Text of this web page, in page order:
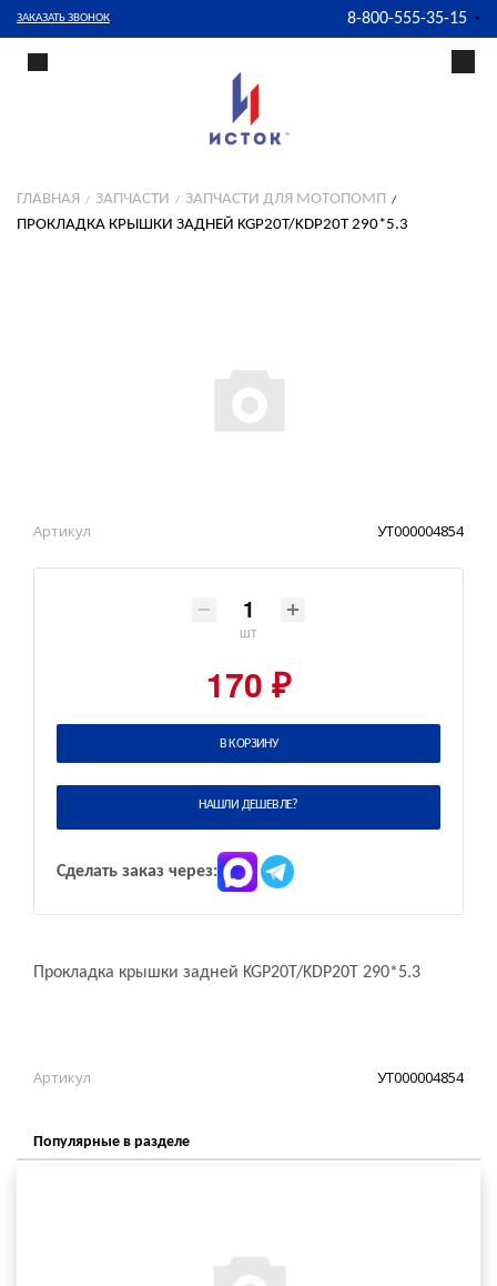
ЗАКАЗАТЬ ЗВОНОК 8-800-555-35-15
ГЛАВНАЯ ЗАПЧАСТИ
ЗАПЧАСТИ ДЛЯ МОТОПОМП
ПРОКЛАДКА КРЫШКИ ЗАДНЕЙ KGP20T/KDP20T 290*5.3
Артикул УТ000004854
шт
170 ₽
В КОРЗИНУ
НАШЛИ ДЕШЕВЛЕ?
Сделать заказ через:
Прокладка крышки задней KGP20T/KDP20T 290*5.3
Артикул УТ000004854
Популярные в разделе